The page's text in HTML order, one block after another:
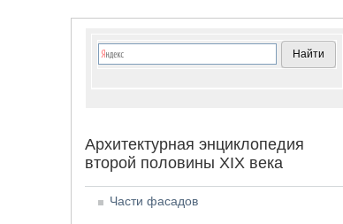
Архитектурная энциклопедия
второй половины XIX века
Части фасадов